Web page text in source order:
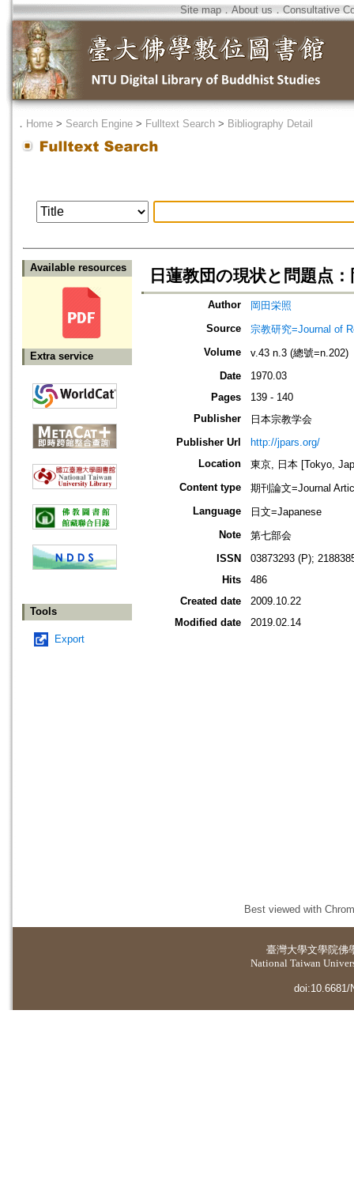
Site map．About us ． Consultative
． Home > Search Engine > Fulltext Search > Bibliography Detail
Available resources
Extra service
Tools
Export
日蓮教団の現状と問題点
Author
岡田栄照
Source
宗教研究=Journal of
Volume
v.43 n.3 (總號=n.202)
Date
1970.03
Pages
139 - 140
Publisher
日本宗教学会
Publisher Url
http://jpars.org/
Location
東京, 日本 [Tokyo,
Content type
期刊論文=Journal
Language
日文=Japanese
Note
第七部会
ISSN
03873293 (P);
Hits
486
Created date
2009.10.22
Modified date
2019.02.14
Best viewed with
臺灣大學文學院佛
National Taiwan
doi:10.6681/